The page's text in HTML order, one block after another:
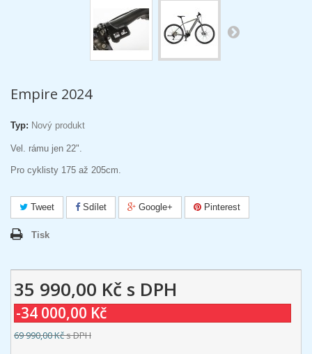
Empire 2024
Typ: Nový produkt
Vel. rámu jen 22".
Pro cyklisty 175 až 205cm.
Tweet Sdílet Google+ Pinterest
Tisk
35 990,00 Kč s DPH
-34 000,00 Kč
69 990,00 Kčs DPH